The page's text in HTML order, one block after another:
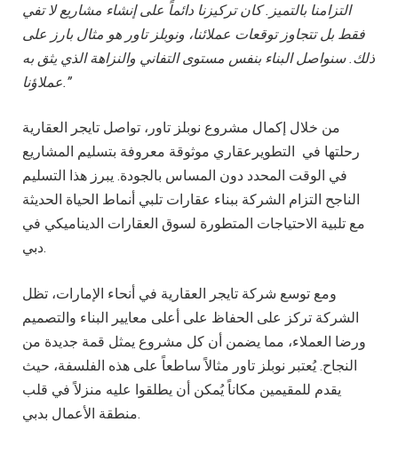
التزامنا بالتميز. كان تركيزنا دائماً على إنشاء مشاريع لا تفي
فقط بل تتجاوز توقعات عملائنا، ونوبلز تاور هو مثال بارز على
ذلك. سنواصل البناء بنفس مستوى التفاني والنزاهة الذي يثق به
عملاؤنا.”
من خلال إكمال مشروع نوبلز تاور، تواصل تايجر العقارية
رحلتها في التطويرعقاري موثوقة معروفة بتسليم المشاريع
في الوقت المحدد دون المساس بالجودة. يبرز هذا التسليم
الناجح التزام الشركة ببناء عقارات تلبي أنماط الحياة الحديثة
مع تلبية الاحتياجات المتطورة لسوق العقارات الديناميكي في
دبي.
ومع توسع شركة تايجر العقارية في أنحاء الإمارات، تظل
الشركة تركز على الحفاظ على أعلى معايير البناء والتصميم
ورضا العملاء، مما يضمن أن كل مشروع يمثل قمة جديدة من
النجاح. يُعتبر نوبلز تاور مثالاً ساطعاً على هذه الفلسفة، حيث
يقدم للمقيمين مكاناً يُمكن أن يطلقوا عليه منزلاً في قلب
منطقة الأعمال بدبي.